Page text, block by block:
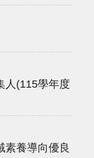
人(115學年度
素養導向優良